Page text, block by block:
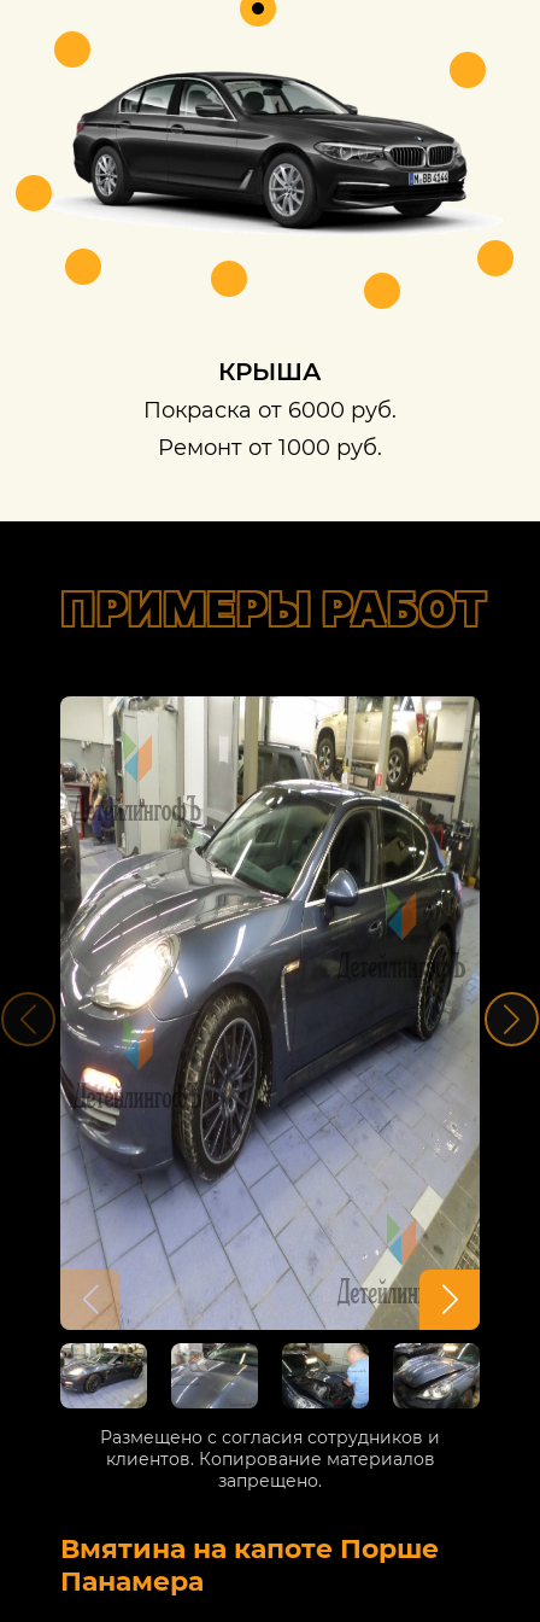
КРЫША
Покраска от 6000 руб.
Ремонт от 1000 руб.
ПРИМЕРЫ РАБОТ
Вмятина на капоте Порше
Панамера
Размещено с согласия сотрудников и
клиентов. Копирование материалов
запрещено.